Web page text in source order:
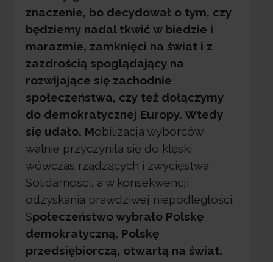
znaczenie, bo decydował o tym, czy
będziemy nadal tkwić w biedzie i
marazmie, zamknięci na świat i z
zazdrością spoglądający na
rozwijające się zachodnie
społeczeństwa, czy też dołączymy
do demokratycznej Europy. Wtedy
się udało. Mobilizacja wyborców
walnie przyczyniła się do klęski
wówczas rządzących i zwycięstwa
Solidarności, a w konsekwencji
odzyskania prawdziwej niepodległości.
Społeczeństwo wybrało Polskę
demokratyczną, Polskę
przedsiębiorczą, otwartą na świat.